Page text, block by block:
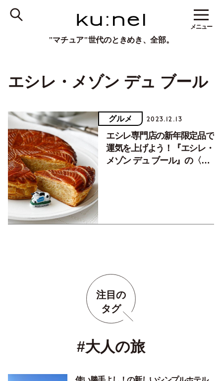
"マチュア"世代のときめき、全部。
メニュー
エシレ・メゾン デュ ブール
グルメ 2023.12.13
エシレ専門店の新年限定品で
運気を上げよう！『エシレ・
メゾン デュ ブール』の〈ガ
注目の
タグ
#大人の旅